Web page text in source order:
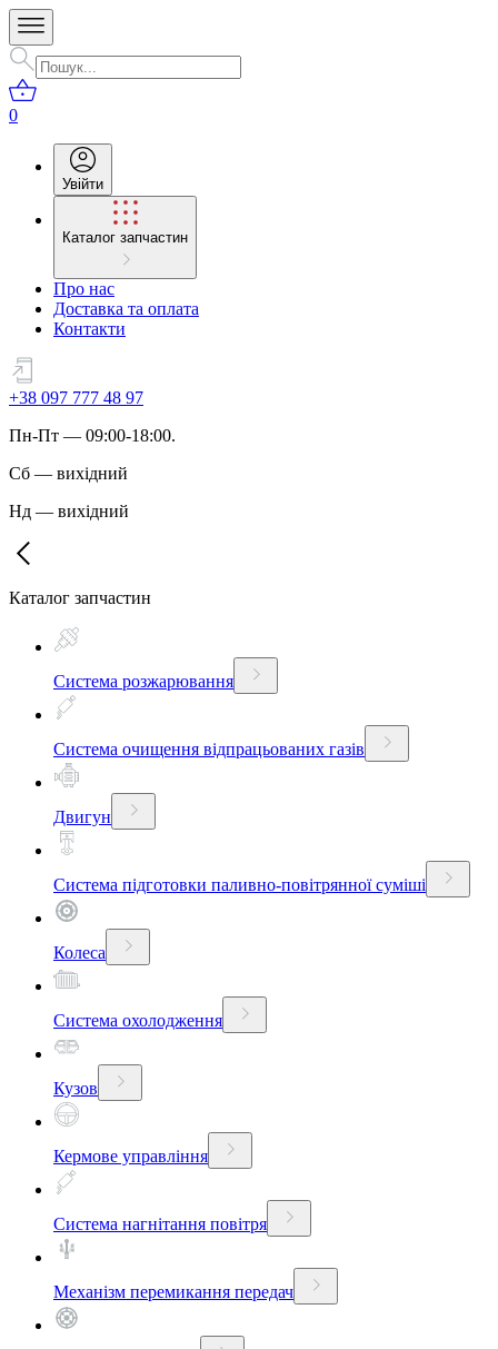
0
Увійти
Каталог запчастин
Про нас
Доставка та оплата
Контакти
+38 097 777 48 97
Пн-Пт — 09:00-18:00.
Сб — вихідний
Нд — вихідний
Каталог запчастин
Система розжарювання
Система очищення відпрацьованих газів
Двигун
Система підготовки паливно-повітрянної суміші
Колеса
Система охолодження
Кузов
Кермове управління
Система нагнітання повітря
Механізм перемикання передач